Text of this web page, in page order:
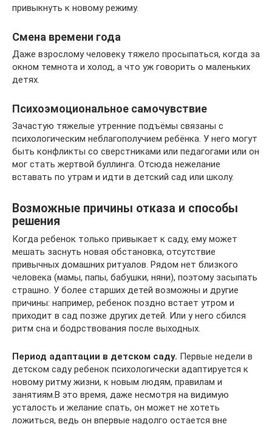
привыкнуть к новому режиму.
Смена времени года
Даже взрослому человеку тяжело просыпаться, когда за
окном темнота и холод, а что уж говорить о маленьких
детях.
Психоэмоциональное самочувствие
Зачастую тяжелые утренние подъёмы связаны с
психологическим неблагополучием ребёнка. У него могут
быть конфликты со сверстниками или педагогами или он
мог стать жертвой буллинга. Отсюда нежелание
вставать по утрам и идти в детский сад или школу.
Возможные причины отказа и способы
решения
Когда ребенок только привыкает к саду, ему может
мешать заснуть новая обстановка, отсутствие
привычных домашних ритуалов. Рядом нет близкого
человека (мамы, папы, бабушки, няни), поэтому засыпать
страшно. У более старших детей возможны и другие
причины: например, ребенок поздно встает утром и
приходит в сад позже других детей. Или у него сбился
ритм сна и бодрствования после выходных.
Период адаптации в детском саду. Первые недели в
детском саду ребенок психологически адаптируется к
новому ритму жизни, к новым людям, правилам и
занятиям.В это время, даже несмотря на видимую
усталость и желание спать, он может не хотеть
ложиться, ведь он впервые надолго остается вне